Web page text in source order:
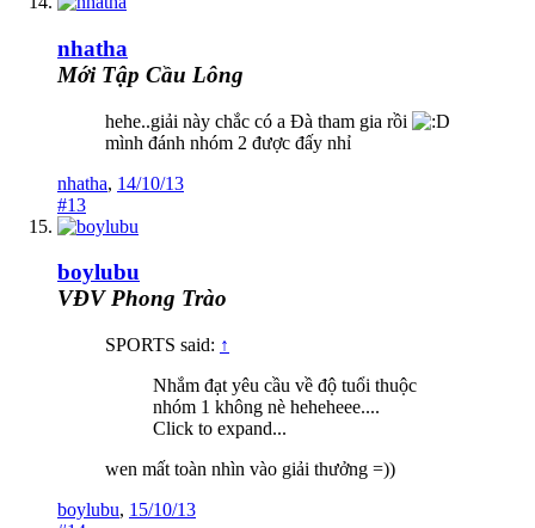
nhatha
Mới Tập Cầu Lông
hehe..giải này chắc có a Đà tham gia rồi
mình đánh nhóm 2 được đấy nhỉ
nhatha, 14/10/13
#13
boylubu
VĐV Phong Trào
SPORTS said: ↑
Nhắm đạt yêu cầu về độ tuổi thuộc
nhóm 1 không nè heheheee....
Click to expand...
wen mất toàn nhìn vào giải thưởng =))
boylubu, 15/10/13